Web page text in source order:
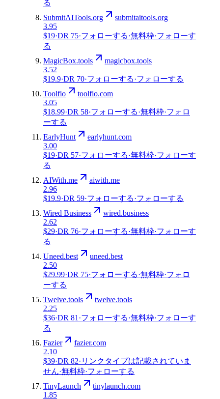
る
SubmitAITools.org
submitaitools.org
3.95
$19·DR 75·フォローする·無料枠·フォローす
る
MagicBox.tools
magicbox.tools
3.52
$19.9·DR 70·フォローする·フォローする
Toolfio
toolfio.com
3.05
$18.99·DR 58·フォローする·無料枠·フォロ
ーする
EarlyHunt
earlyhunt.com
3.00
$19·DR 57·フォローする·無料枠·フォローす
る
AIWith.me
aiwith.me
2.96
$19.9·DR 59·フォローする·フォローする
Wired Business
wired.business
2.62
$29·DR 76·フォローする·無料枠·フォローす
る
Uneed.best
uneed.best
2.50
$29.99·DR 75·フォローする·無料枠·フォロ
ーする
Twelve.tools
twelve.tools
2.25
$36·DR 81 ·フォローする·無料枠·フォローす
る
Fazier
fazier.com
2.10
$39·DR 82· リンクタイプは記載されていま
せん·無料枠·フォローする
TinyLaunch
tinylaunch.com
1.85